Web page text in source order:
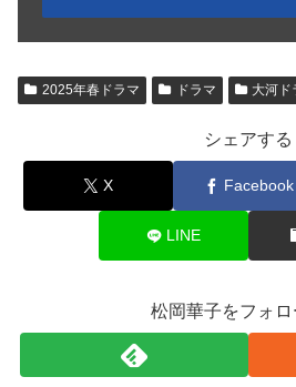
2025年春ドラマ ドラマ 大河ド
シェアする
X Facebook
LINE
松岡華子をフォロ